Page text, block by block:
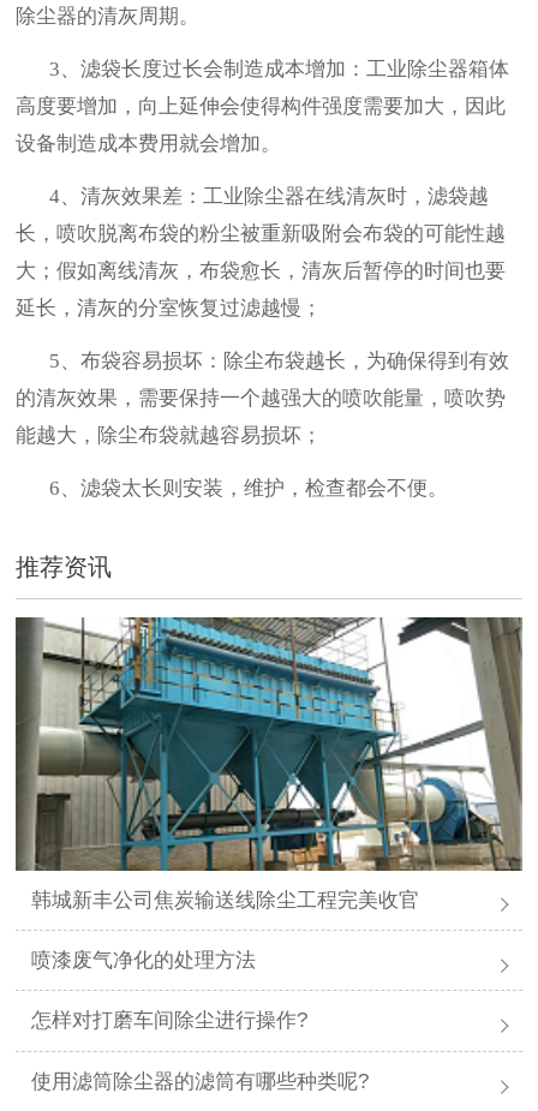
除尘器的清灰周期。
3、滤袋长度过长会制造成本增加：工业除尘器箱体
高度要增加，向上延伸会使得构件强度需要加大，因此
设备制造成本费用就会增加。
4、清灰效果差：工业除尘器在线清灰时，滤袋越
长，喷吹脱离布袋的粉尘被重新吸附会布袋的可能性越
大；假如离线清灰，布袋愈长，清灰后暂停的时间也要
延长，清灰的分室恢复过滤越慢；
5、布袋容易损坏：除尘布袋越长，为确保得到有效
的清灰效果，需要保持一个越强大的喷吹能量，喷吹势
能越大，除尘布袋就越容易损坏；
6、滤袋太长则安装，维护，检查都会不便。
推荐资讯
韩城新丰公司焦炭输送线除尘工程完美收官
喷漆废气净化的处理方法
怎样对打磨车间除尘进行操作?
使用滤筒除尘器的滤筒有哪些种类呢?